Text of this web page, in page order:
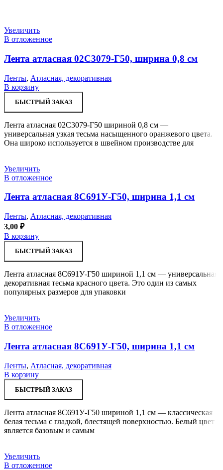
Увеличить
В отложенное
Лента атласная 02С3079-Г50, ширина 0,8 см
Ленты, Атласная, декоративная
В корзину
БЫСТРЫЙ ЗАКАЗ
Лента атласная 02С3079-Г50 шириной 0,8 см —
универсальная узкая тесьма насыщенного оранжевого цвета.
Она широко используется в швейном производстве для
Увеличить
В отложенное
Лента атласная 8С691У-Г50, ширина 1,1 см
Ленты, Атласная, декоративная
3,00 ₽
В корзину
БЫСТРЫЙ ЗАКАЗ
Лента атласная 8С691У-Г50 шириной 1,1 см — универсальная
декоративная тесьма красного цвета. Это один из самых
популярных размеров для упаковки
Увеличить
В отложенное
Лента атласная 8С691У-Г50, ширина 1,1 см
Ленты, Атласная, декоративная
В корзину
БЫСТРЫЙ ЗАКАЗ
Лента атласная 8С691У-Г50 шириной 1,1 см — классическая
белая тесьма с гладкой, блестящей поверхностью. Белый цвет
является базовым и самым
Увеличить
В отложенное